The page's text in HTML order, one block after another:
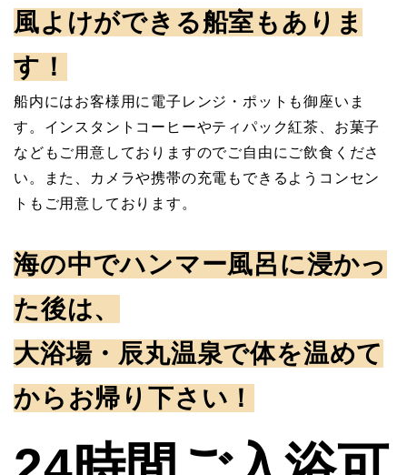
風よけができる船室もありま
す！
船内にはお客様用に電子レンジ・ポットも御座いま
す。インスタントコーヒーやティパック紅茶、お菓子
などもご用意しておりますのでご自由にご飲食くださ
い。また、カメラや携帯の充電もできるようコンセン
トもご用意しております。
海の中でハンマー風呂に浸かっ
た後は、
大浴場・辰丸温泉で体を温めて
からお帰り下さい！